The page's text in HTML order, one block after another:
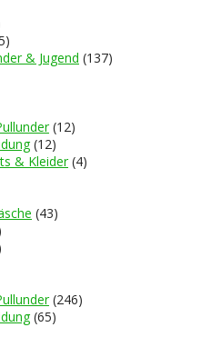
& Jugend (137)
(12)
(12)
& Kleider (4)
(43)
(246)
(65)